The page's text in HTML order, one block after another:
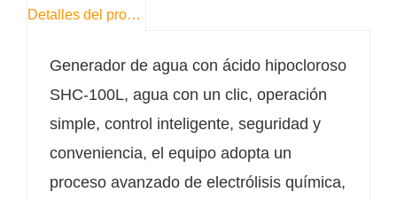
Potencia: 20WDetalles del producto
Generador de agua con ácido hipocloroso
SHC-100L, agua con un clic, operación
simple, control inteligente, seguridad y
conveniencia, el equipo adopta un
proceso avanzado de electrólisis química,